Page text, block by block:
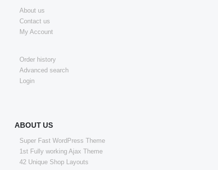
About us
Contact us
My Account
Order history
Advanced search
Login
ABOUT US
Super Fast WordPress Theme
1st Fully working Ajax Theme
42 Unique Shop Layouts